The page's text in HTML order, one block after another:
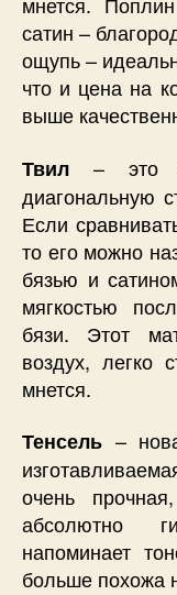
сатин –
ощупь –
что и цена на
выше
Твил – это
диагональную
Если
то его можно
бязью и
мягкостью
бязи. Этот
воздух, легко
мнется.
Тенсель –
очень
абсолютно
напоминает
больше похожа